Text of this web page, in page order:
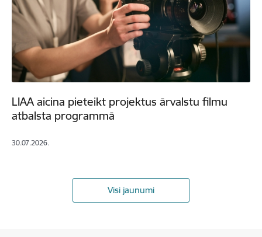
LIAA aicina pieteikt projektus ārvalstu filmu
atbalsta programmā
30.07.2026.
Visi jaunumi